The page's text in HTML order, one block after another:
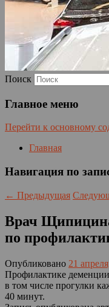
Поиск
Главное меню
Перейти к основному
Главная
Навигация по
← Предыдущая
Врач
по
Опубликовано 21
Профилактике
в том числе прогулки
40 минут.